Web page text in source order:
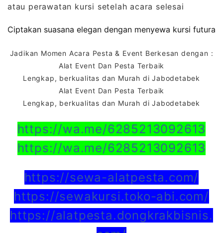
atau perawatan kursi setelah acara selesai
Ciptakan suasana elegan dengan menyewa kursi futura
Jadikan Momen Acara Pesta & Event Berkesan dengan :
Alat Event Dan Pesta Terbaik
Lengkap, berkualitas dan Murah di Jabodetabek
Alat Event Dan Pesta Terbaik
Lengkap, berkualitas dan Murah di Jabodetabek
https://wa.me/6285213092613
https://wa.me/6285213092613
https://sewa-alatpesta.com/
https://sewakursi.toko-abi.com/
https://alatpesta.dongkrakbisnis.